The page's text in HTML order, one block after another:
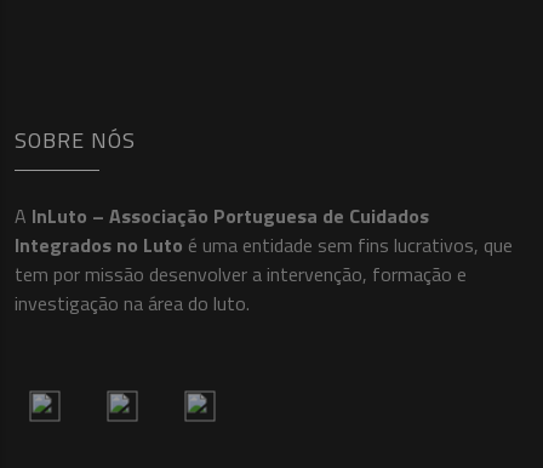
SOBRE NÓS
A InLuto – Associação Portuguesa de Cuidados
Integrados no Luto é uma entidade sem fins lucrativos, que
tem por missão desenvolver a intervenção, formação e
investigação na área do luto.